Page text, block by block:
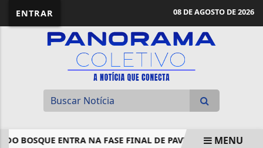
ENTRAR 08 DE AGOSTO DE 2026
ENTRA NA FASE FINAL DE PAVIMENTAÇÃO. EX-
MENU